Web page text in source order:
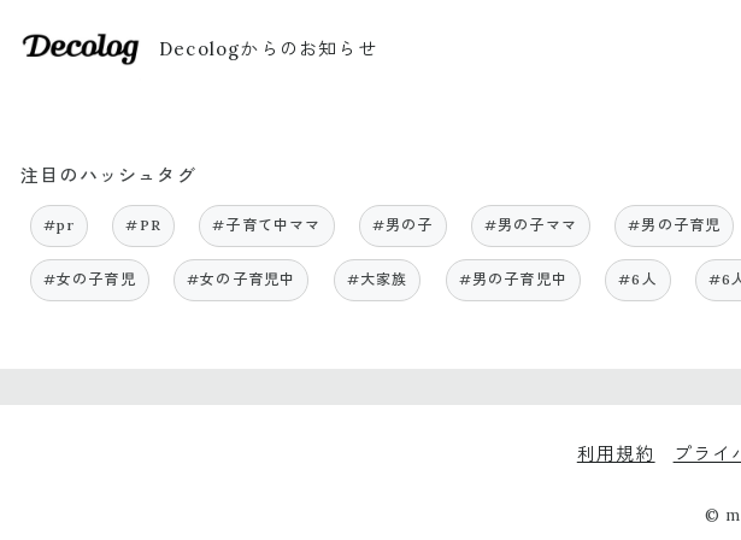
Decologからのお知らせ
注目のハッシュタグ
#pr #PR #子育て中ママ #男の子 #男の子ママ #男の子育児
#女の子育児 #女の子育児中 #大家族 #男の子育児中 #6人 #6
利用規約 プライ
©